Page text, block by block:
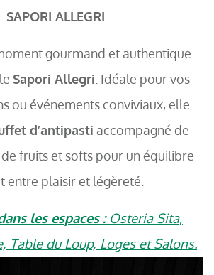
SAPORI ALLEGRI
gourmand et authentique
Sapori Allegri . Idéale pour vos
ou événements conviviaux, elle
d’antipasti accompagné de
de fruits et softs pour un équilibre
entre plaisir et légèreté.
les espaces :Osteria Sita,
Table du Loup, Loges et Salons.